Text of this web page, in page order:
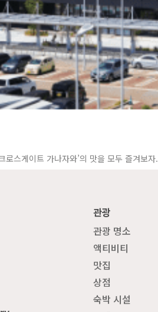
스게이트 가나자와’의 맛을 모두 즐겨보자.
관광
관광 명소
액티비티
맛집
상점
숙박 시설